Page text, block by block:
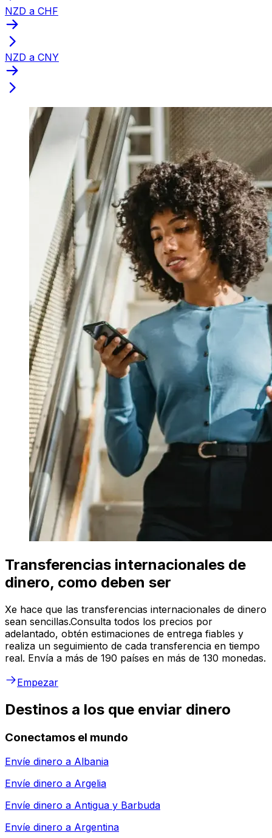
NZD a CHF
NZD a CNY
Transferencias internacionales de
dinero, como deben ser
Xe hace que las transferencias internacionales de dinero
sean sencillas.Consulta todos los precios por
adelantado, obtén estimaciones de entrega fiables y
realiza un seguimiento de cada transferencia en tiempo
real. Envía a más de 190 países en más de 130 monedas.
Empezar
Destinos a los que enviar dinero
Conectamos el mundo
Envíe dinero a Albania
Envíe dinero a Argelia
Envíe dinero a Antigua y Barbuda
Envíe dinero a Argentina